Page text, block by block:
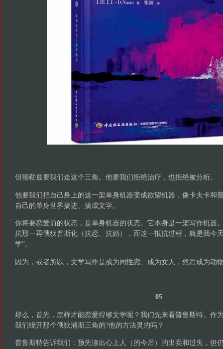
但德勒兹要我们走这个三角。他要我们拒绝治疗，也拒绝被分析。
他要我们把自己身上的这一架单身机器变成欲望机器，像卡夫卡和
自己的单身世界搞进、搞成文学。
你将要恋爱前的状态，是单身机器的状态。它本身是一架写作机器
抗那一再俄狄普斯化（抗恋、抗婚），而这一抵抗过程，就是我今
学”。
因为，或者所以，文学写作是成为同性恋、成为女人，然后成为动
05
那么，首先，怎样才能恋爱得够文学呢？我们先来看普鲁斯特。作
我们绕开那个俄狄浦斯三角的?他的方法灵的吗？
普鲁斯特告诉我们：预先读出心上人（的今后）的出卖和过失，但